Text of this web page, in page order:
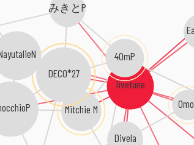
livetune
Mitchie M
40mP
Divela
DECO*27
みきとP